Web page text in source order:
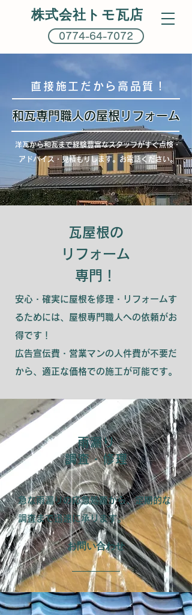
株式会社トモ瓦店
0774-64-7072
直接施工だから高品質！
和瓦専門職人の屋根リフォーム
洋瓦から和瓦まで経験豊富なスタッフがすぐ点検・
アドバイス・見積もりします。お電話ください。
安心・確実に屋根を修理・リフォームす
るためには、屋根専門職人への依頼がお
得です！
広告宣伝費・営業マンの人件費が不要だ
から、適正な価格での施工が可能です。
瓦屋根の
リフォーム
専門！
雨漏り
調査・修理
急な雨漏りの応急処置から、定期的な
調査まで迅速に承ります。
お問い合わせ